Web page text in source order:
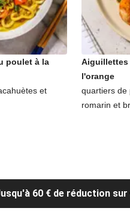
poulet à la
et
Aiguillettes
l'orange
quartiers de
romarin et
60 € de réduction